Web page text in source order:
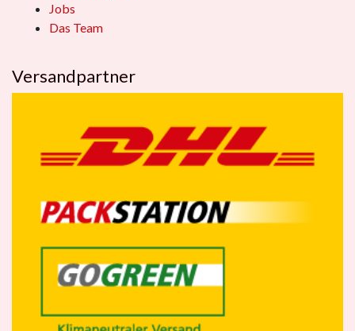
Jobs
Das Team
Versandpartner